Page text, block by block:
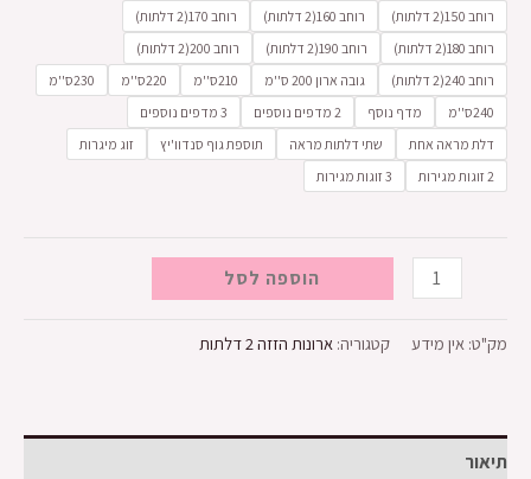
רוחב 150(2 דלתות)
רוחב 160(2 דלתות)
רוחב 170(2 דלתות)
רוחב 180(2 דלתות)
רוחב 190(2 דלתות)
רוחב 200(2 דלתות)
רוחב 240(2 דלתות)
גובה ארון 200 ס''מ 210ס''מ 220ס''מ
230ס''מ
240ס''מ
מדף נוסף 2 מדפים נוספים
3 מדפים נוספים
דלת מראה אחת
שתי דלתות מראה תוספת גוף סנדוו'יץ
זוג מיגרות
2 זוגות מגירות
3 זוגות מגירות
הוספה לסל
מק"ט: אין מידע קטגוריה: ארונות הזזה 2 דלתות
תיאור